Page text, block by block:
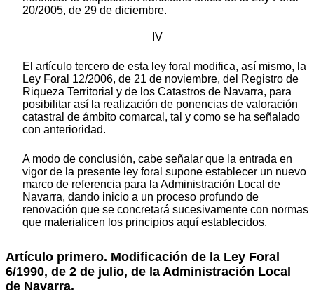
20/2005, de 29 de diciembre.
IV
El artículo tercero de esta ley foral modifica, así mismo, la
Ley Foral 12/2006, de 21 de noviembre, del Registro de
Riqueza Territorial y de los Catastros de Navarra, para
posibilitar así la realización de ponencias de valoración
catastral de ámbito comarcal, tal y como se ha señalado
con anterioridad.
A modo de conclusión, cabe señalar que la entrada en
vigor de la presente ley foral supone establecer un nuevo
marco de referencia para la Administración Local de
Navarra, dando inicio a un proceso profundo de
renovación que se concretará sucesivamente con normas
que materialicen los principios aquí establecidos.
Artículo primero. Modificación de la Ley Foral
6/1990, de 2 de julio, de la Administración Local
de Navarra.